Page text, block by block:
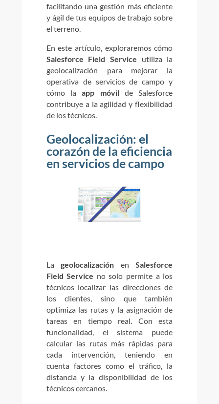
facilitando una gestión más eficiente
y ágil de tus equipos de trabajo sobre
el terreno.
En este artículo, exploraremos cómo
Salesforce Field Service utiliza la
geolocalización para mejorar la
operativa de servicios de campo y
cómo laapp móvilde Salesforce
contribuye a la agilidad y flexibilidad
de los técnicos.
Geolocalización: el
corazón de la eficiencia
en servicios de campo
Lageolocalización enSalesforce
Field Service no solo permite a los
técnicos localizar las direcciones de
los clientes, sino que también
optimiza las rutas y la asignación de
tareas en tiempo real. Con esta
funcionalidad, el sistema puede
calcular las rutas más rápidas para
cada intervención, teniendo en
cuenta factores como el tráfico, la
distancia y la disponibilidad de los
técnicos cercanos.